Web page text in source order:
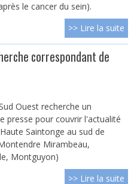
le cancer du sein).
>> Lire la suite
correspondant de
Ouest recherche un
presse pour couvrir l'actualité
Saintonge au sud de
Mirambeau,
Montguyon)
>> Lire la suite